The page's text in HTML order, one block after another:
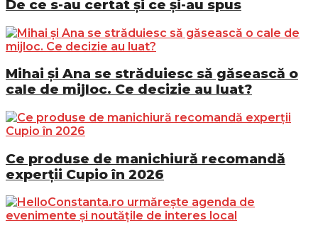
De ce s-au certat și ce și-au spus
Mihai și Ana se străduiesc să găsească o
cale de mijloc. Ce decizie au luat?
Ce produse de manichiură recomandă
experții Cupio în 2026